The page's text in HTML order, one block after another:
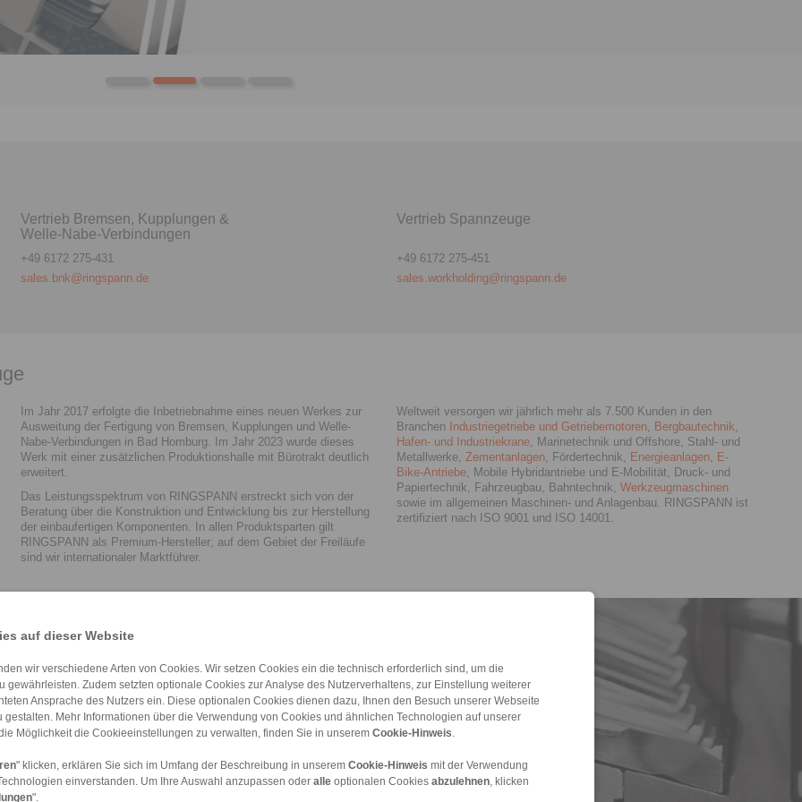
auf dieser Website
wir verschiedene Arten von Cookies. Wir setzen Cookies ein die technisch erforderlich sind, um die
gewährleisten. Zudem setzten optionale Cookies zur Analyse des Nutzerverhaltens, zur Einstellung weiterer
Ansprache des Nutzers ein. Diese optionalen Cookies dienen dazu, Ihnen den Besuch unserer Webseite
gestalten. Mehr Informationen über die Verwendung von Cookies und ähnlichen Technologien auf unserer
Möglichkeit die Cookieeinstellungen zu verwalten, finden Sie in unserem Cookie-Hinweis
" klicken, erklären Sie sich im Umfang der Beschreibung in unserem Cookie-Hinweis mit der Verwendung
einverstanden. Um Ihre Auswahl anzupassen oder alle optionalen Cookies abzulehnen , klicken
".
Vertrieb Bremsen, Kupplungen &
Welle-Nabe-Verbindungen
+49 6172 275-431
sales.bnk@ringspann.de
Vertrieb Spannzeuge
+49 6172 275-451
sales.workholding@ringspann.de
Im Jahr 2017 erfolgte die Inbetriebnahme eines neuen Werkes zur
Ausweitung der Fertigung von Bremsen, Kupplungen und Welle-
Nabe-Verbindungen in Bad Homburg. Im Jahr 2023 wurde dieses
Werk mit einer zusätzlichen Produktionshalle mit Bürotrakt deutlich
erweitert.
Das Leistungsspektrum von RINGSPANN erstreckt sich von der
Beratung über die Konstruktion und Entwicklung bis zur Herstellung
der einbaufertigen Komponenten. In allen Produktsparten gilt
RINGSPANN als Premium-Hersteller; auf dem Gebiet der Freiläufe
sind wir internationaler Marktführer.
Weltweit versorgen wir jährlich mehr als 7.500 Kunden in den
Branchen Industriegetriebe und Getriebemotoren, Bergbautechnik
Hafen- und Industriekrane, Marinetechnik und Offshore, Stahl- und
Metallwerke, Zementanlagen, Fördertechnik, Energieanlagen, E-
Bike-Antriebe, Mobile Hybridantriebe und E-Mobilität, Druck- und
Papiertechnik, Fahrzeugbau, Bahntechnik, Werkzeugmaschinen
sowie im allgemeinen Maschinen- und Anlagenbau. RINGSPANN ist
zertifiziert nach ISO 9001 und ISO 14001.
und Getriebemotoren
Antriebstechnik für Industriegetriebe und Spannzeugen